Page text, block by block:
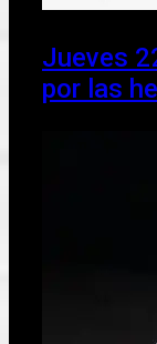
Jueves
por las